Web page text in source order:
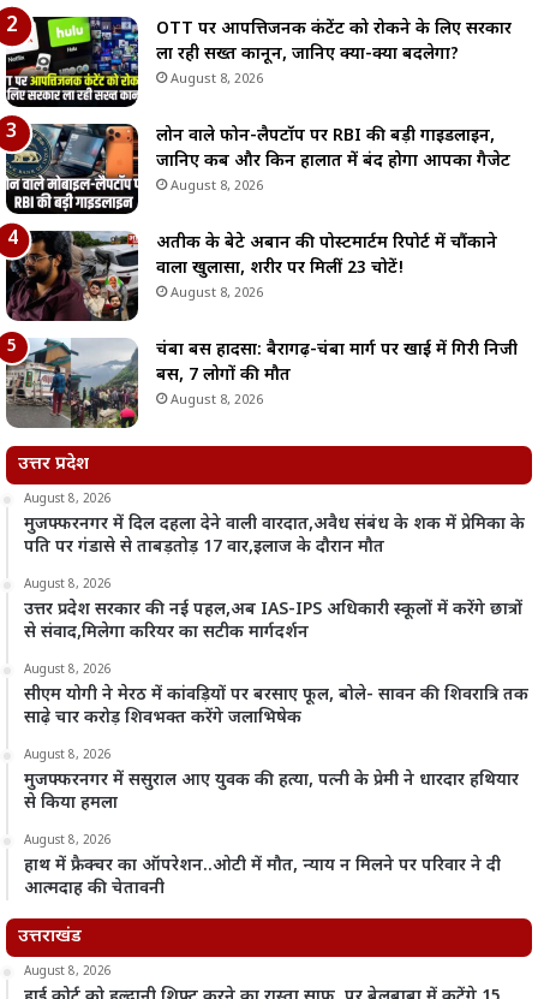
OTT पर आपत्तिजनक कंटेंट को रोकने के लिए सरकार
ला रही सख्त कानून, जानिए क्या-क्या बदलेगा?
August 8, 2026
लोन वाले फोन-लैपटॉप पर RBI की बड़ी गाइडलाइन,
जानिए कब और किन हालात में बंद होगा आपका गैजेट
August 8, 2026
अतीक के बेटे अबान की पोस्टमार्टम रिपोर्ट में चौंकाने
वाला खुलासा, शरीर पर मिलीं 23 चोटें!
August 8, 2026
चंबा बस हादसा: बैरागढ़-चंबा मार्ग पर खाई में गिरी निजी
बस, 7 लोगों की मौत
August 8, 2026
उत्तर प्रदेश
August 8, 2026
मुजफ्फरनगर में दिल दहला देने वाली वारदात,अवैध संबंध के शक में प्रेमिका के
पति पर गंडासे से ताबड़तोड़ 17 वार,इलाज के दौरान मौत
August 8, 2026
उत्तर प्रदेश सरकार की नई पहल,अब IAS-IPS अधिकारी स्कूलों में करेंगे छात्रों
से संवाद,मिलेगा करियर का सटीक मार्गदर्शन
August 8, 2026
सीएम योगी ने मेरठ में कांवड़ियों पर बरसाए फूल, बोले- सावन की शिवरात्रि तक
साढ़े चार करोड़ शिवभक्त करेंगे जलाभिषेक
August 8, 2026
मुजफ्फरनगर में ससुराल आए युवक की हत्या, पत्नी के प्रेमी ने धारदार हथियार
से किया हमला
August 8, 2026
हाथ में फ्रैक्चर का ऑपरेशन..ओटी में मौत, न्याय न मिलने पर परिवार ने दी
आत्मदाह की चेतावनी
उत्तराखंड
August 8, 2026